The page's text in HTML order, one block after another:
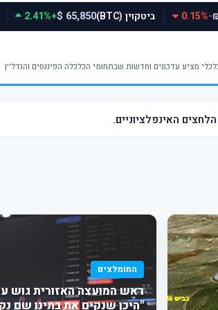
-0.15% ביטקוין (BTC) 65,850 $
+2.41%
המומלצים
ראש המועצה האזורית גוש
"היכן שנקים את בתינו שם